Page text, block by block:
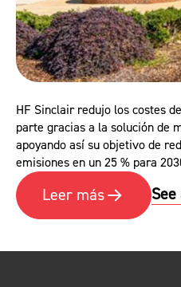
HF Sinclair redujo los costes
parte gracias a la solución de
apoyando así su objetivo de
emisiones en un 25 % para
Leer más